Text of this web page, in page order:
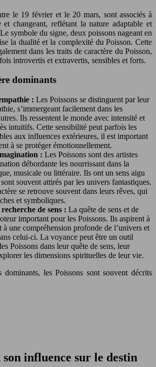
le 19 février et le 20 mars, sont associés à
et changeant, reflétant la nature adaptable et
symbole du signe, deux poissons nageant en
la dualité et la complexité du Poisson. Cette
dans les traits de caractère du Poisson,
introvertis et extravertis, sensibles et forts.
dominants
: Les Poissons se distinguent par leur
s’immergeant facilement dans les
Ils ressentent le monde avec intensité et
intuitifs. Cette sensibilité peut parfois les
aux influences extérieures, il est important
à se protéger émotionnellement.
: Les Poissons sont des artistes
débordante les nourrissant dans la
musicale ou littéraire. Ils ont un sens aigu
souvent attirés par les univers fantastiques.
se retrouve souvent dans leurs rêves, qui
et symboliques.
de sens : La quête de sens et de
important pour les Poissons. Ils aspirent à
à une compréhension profonde de l’univers et
celui-ci. La voyance peut être un outil
Poissons dans leur quête de sens, leur
les dimensions spirituelles de leur vie.
les Poissons sont souvent décrits
son influence sur le destin